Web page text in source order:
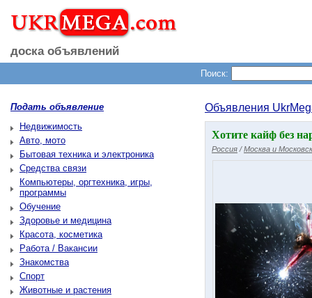
доска объявлений
Поиск:
Подать объявление
Недвижимость
Авто, мото
Бытовая техника и электроника
Средства связи
Компьютеры, оргтехника, игры,
программы
Обучение
Здоровье и медицина
Красота, косметика
Работа / Вакансии
Знакомства
Спорт
Животные и растения
Объявления
Хотите кайф без
Россия /Москва и